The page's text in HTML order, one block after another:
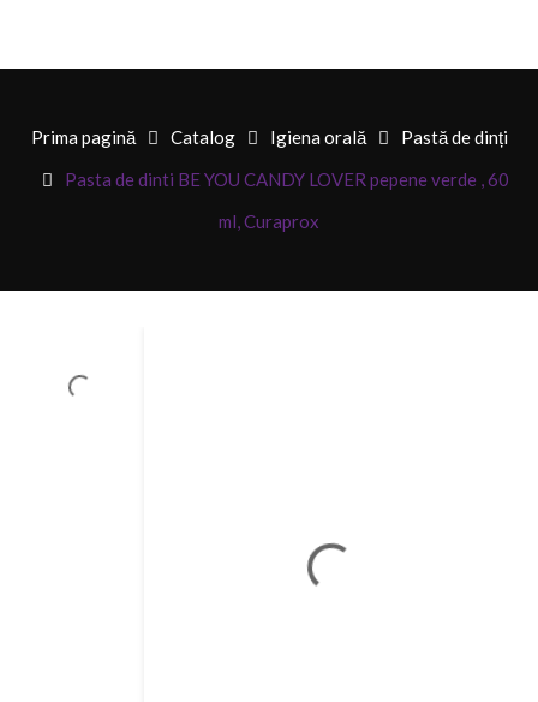
Prima pagină Catalog Igiena orală
Pastă de dinți
Pasta de dinti BE YOU CANDY LOVER pepene verde , 60
ml, Curaprox